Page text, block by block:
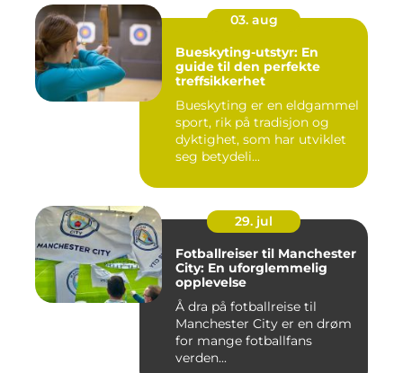
03. aug
Bueskyting-utstyr: En
guide til den perfekte
treffsikkerhet
Bueskyting er en eldgammel
sport, rik på tradisjon og
dyktighet, som har utviklet
seg betydeli...
29. jul
Fotballreiser til Manchester
City: En uforglemmelig
opplevelse
Å dra på fotballreise til
Manchester City er en drøm
for mange fotballfans
verden...